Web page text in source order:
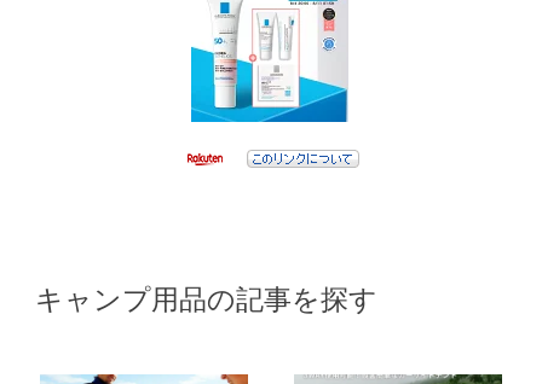
キャンプ用品の記事を探す